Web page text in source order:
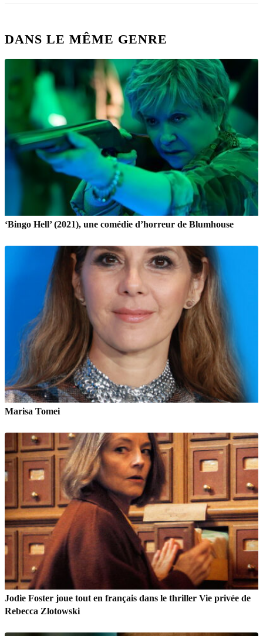
DANS LE MÊME GENRE
‘Bingo Hell’ (2021), une comédie d’horreur de Blumhouse
Marisa Tomei
Jodie Foster joue tout en français dans le thriller Vie privée de
Rebecca Zlotowski